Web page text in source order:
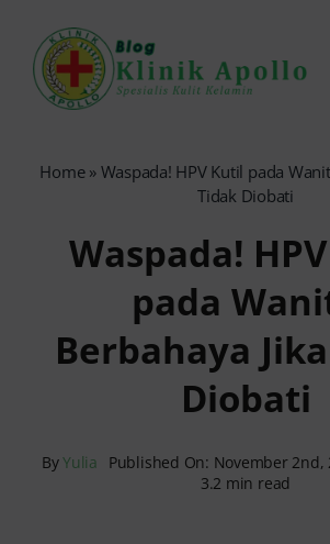
content
Reservasi Online
Search
Home» Waspada! HPV Kutil pada
Tidak Diobati
Waspada!
pada
Berbahaya
Diobati
ByYulia Published On: November 2nd,
3.2 min read